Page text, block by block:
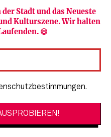
Stadt und das Neueste
Kulturszene. Wir halten
😃
Verlag